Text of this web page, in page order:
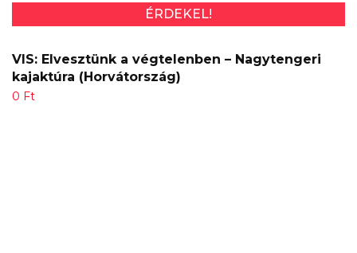
VIS: Elvesztünk a végtelenben – Nagytengeri
kajaktúra (Horvátország)
0 Ft
ÉRDEKEL!